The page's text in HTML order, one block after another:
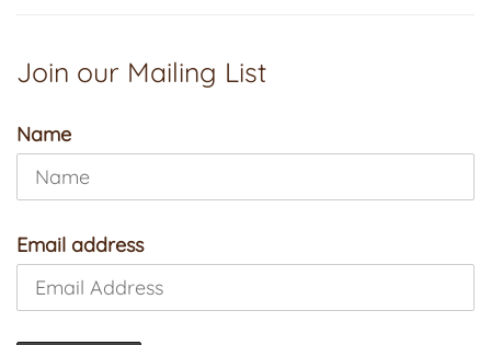
Join our Mailing List
Name
Email address